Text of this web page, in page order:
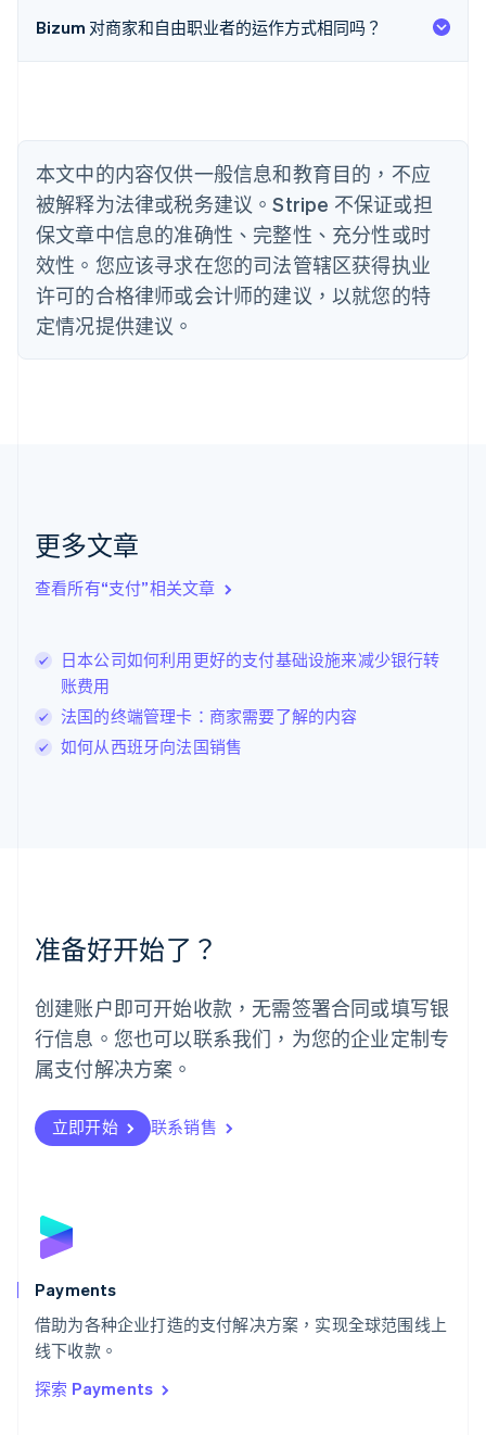
Bizum 对商家和自由职业者的运作方式相同吗？
本文中的内容仅供一般信息和教育目的，不应
被解释为法律或税务建议。Stripe 不保证或担
保文章中信息的准确性、完整性、充分性或时
效性。您应该寻求在您的司法管辖区获得执业
许可的合格律师或会计师的建议，以就您的特
定情况提供建议。
更多文章
查看所有“支付”相关文章
日本公司如何利用更好的支付基础设施来减少银行转
账费用
法国的终端管理卡：商家需要了解的内容
如何从西班牙向法国销售
准备好开始了？
创建账户即可开始收款，无需签署合同或填写银
行信息。您也可以联系我们，为您的企业定制专
属支付解决方案。
立即开始 联系销售
Payments
借助为各种企业打造的支付解决方案，实现全球范围线上
线下收款。
探索 Payments
巴西
保加利亚
English
丹麦
English
德国
DeutschEnglish
法国
FrançaisEnglish
芬兰
EnglishSvenska
English Italiano
拉脱维亚
立陶宛
DeutschEnglish
卢森堡
罗马尼亚
English
挪威
葡萄牙
Português English
日本
日本語English
瑞典
瑞士
DeutschFrançais
English
斯洛文尼亚
泰国
ไทยEnglish
希腊
English
西班牙